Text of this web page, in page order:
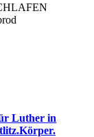
Luther in